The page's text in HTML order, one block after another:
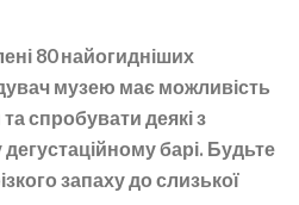
80 найогидніших
музею має можливість
спробувати деякі з
барі. Будьте
запаху до слизької